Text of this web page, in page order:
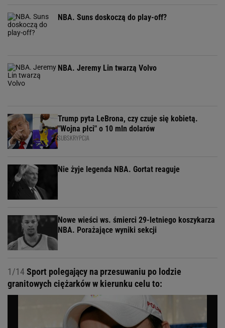
NBA. Suns doskoczą do play-off?
NBA. Jeremy Lin twarzą Volvo
Trump pyta LeBrona, czy czuje się kobietą.
"Wojna płci" o 10 mln dolarów
SUBSKRYPCJA
Nie żyje legenda NBA. Gortat reaguje
Nowe wieści ws. śmierci 29-letniego koszykarza
NBA. Porażające wyniki sekcji
1/14Sport polegający na przesuwaniu po lodzie
granitowych ciężarków w kierunku celu to: